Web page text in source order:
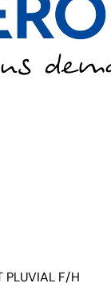
PLUVIAL F/H